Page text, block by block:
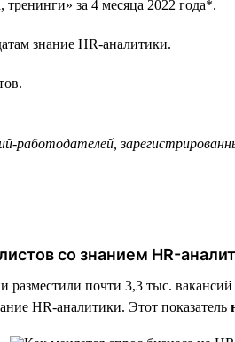
за 4 месяца 2022 года*.
знание HR-аналитики.
работодателей,
со знанием HR-
разместили почти 3,3 тыс.
HR-аналитики. Этот показатель